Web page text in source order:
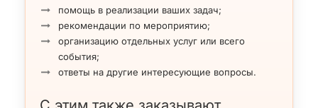
помощь в реализации ваших задач;
рекомендации по мероприятию;
организацию отдельных услуг или всего
события;
ответы на другие интересующие вопросы.